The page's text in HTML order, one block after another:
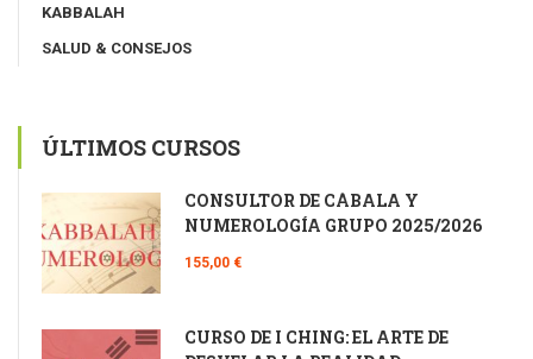
KABBALAH
SALUD & CONSEJOS
ÚLTIMOS CURSOS
CONSULTOR DE CÁBALA Y
NUMEROLOGÍA GRUPO 2025/2026
155,00 €
CURSO DE I CHING: EL ARTE DE